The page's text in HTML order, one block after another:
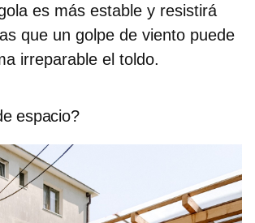
es más estable y resistirá
que un golpe de viento puede
irreparable el toldo.
espacio?